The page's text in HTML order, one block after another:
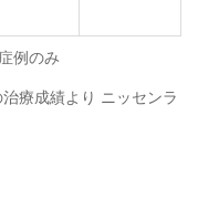
例のみ
療成績より ニッセンラ